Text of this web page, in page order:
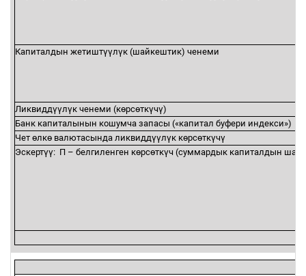
Капиталдын жетиштүүлүк (шайкештик) ченеми
Ликвиддүүлүк ченеми (көрсөткүчү)
Банк капиталынын кошумча запасы («капитал буфери индекси»)
Чет өлкө валютасында ликвиддүүлүк көрсөткүчү
Эскертүү: П – белгиленген көрсөткүч (суммардык капиталдын